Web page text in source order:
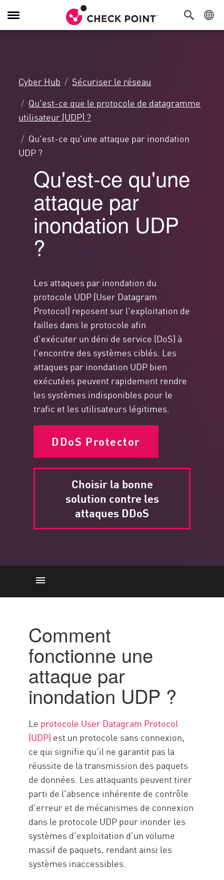
Navigation
dans
Cyber Hub
Sécuriser le réseau
Qu'est-ce que le protocole de datagramme
utilisateur (UDP) ?
Qu'est-ce qu'une attaque par inondation
UDP ?
Qu'est-ce qu'une
attaque par
inondation UDP
?
Les attaques par inondation du
protocole UDP (User Datagram
Protocol) reposent sur l'exploitation de
failles dans le protocole afin
d'exécuter un déni de service (DoS) à
l'encontre des systèmes ciblés. Les
attaques par inondation UDP bien
exécutées peuvent rapidement rendre
les systèmes indisponibles pour le
trafic et les utilisateurs légitimes.
DDoS Protector
Choisir la bonne
solution contre les
attaques DDoS
Outils communs
How to Prevent
Check Point DDoS Protector
Ressources
Comment
fonctionne une
attaque par
inondation UDP ?
Le protocole User Datagram Protocol
(UDP) est un protocole sans connexion,
ce qui signifie qu'il ne garantit pas la
réussite de la transmission des paquets
de données. Les attaquants peuvent tirer
parti de l'absence inhérente de contrôle
d'erreur et de mécanismes de connexion
dans le protocole UDP pour inonder les
systèmes d'exploitation d'un volume
massif de paquets, rendant ainsi les
systèmes inaccessibles.